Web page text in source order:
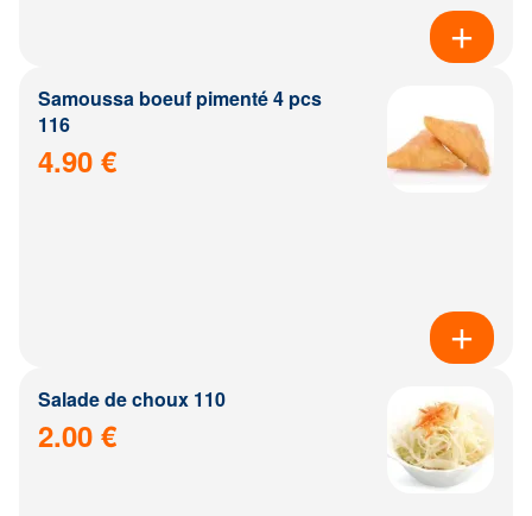
Samoussa boeuf pimenté 4 pcs
116
4.90 €
Salade de choux 110
2.00 €